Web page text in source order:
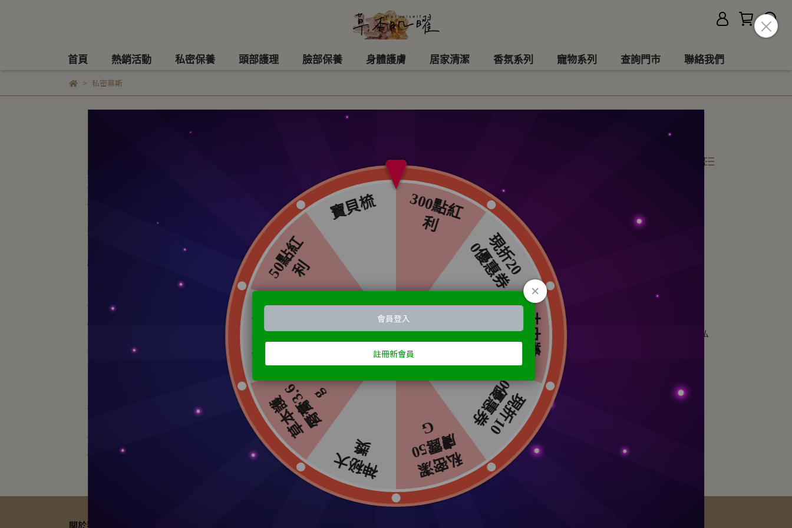
首頁 熱銷活動 私密保養 頭部護理 臉部保養 身體護膚 居家清潔 香氛系列 寵物系列 查詢門市 聯絡我們
私密慕斯
首頁
熱銷活動
私密保養
頭部護理
身體護膚
香氛系列
寵物系列
查詢門市
聯絡我們
Green Pharmacy草本肌曜 接骨木莓
果私密潔膚慕斯170ml
NT$550
Green Pharmacy草本肌曜 私密潔膚
慕斯170ML 任3入
NT$999
Green Pharmacy草本肌曜 薰衣草私
密潔膚慕斯170ml
關於我們